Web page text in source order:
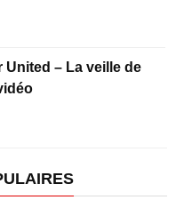
United – La veille de